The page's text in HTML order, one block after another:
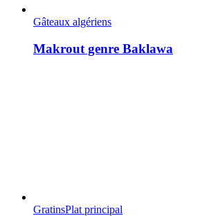
Gâteaux algériens
Makrout genre Baklawa
GratinsPlat principal